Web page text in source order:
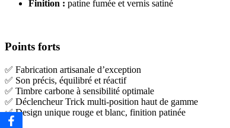
Finition : patine fumée et vernis satiné
Points forts
✅ Fabrication artisanale d’exception
✅ Son précis, équilibré et réactif
✅ Timbre carbone à sensibilité optimale
✅ Déclencheur Trick multi-position haut de gamme
✅ Design unique rouge et blanc, finition patinée